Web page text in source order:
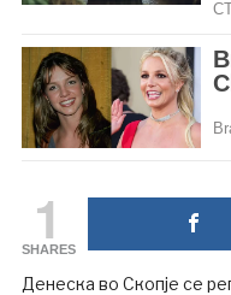
1
SHARES
Денеска во Скопје се